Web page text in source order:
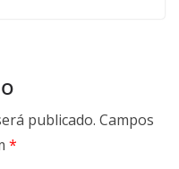
publicado. Campos
*